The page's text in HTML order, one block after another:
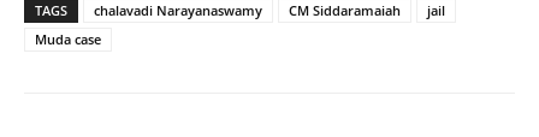
TAGS chalavadi Narayanaswamy CM Siddaramaiah
jail
Muda case